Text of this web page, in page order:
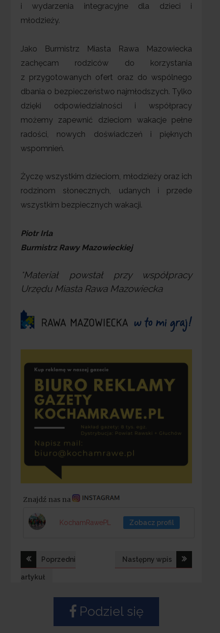
i wydarzenia integracyjne dla dzieci i
młodzieży.
Jako Burmistrz Miasta Rawa Mazowiecka
zachęcam rodziców do korzystania
z przygotowanych ofert oraz do wspólnego
dbania o bezpieczeństwo najmłodszych. Tylko
dzięki odpowiedzialności i współpracy
możemy zapewnić dzieciom wakacje pełne
radości, nowych doświadczeń i pięknych
wspomnień.
Życzę wszystkim dzieciom, młodzieży oraz ich
rodzinom słonecznych, udanych i przede
wszystkim bezpiecznych wakacji.
Piotr Irla
Burmistrz Rawy Mazowieckiej
*Materiał powstał przy współpracy
Urzędu Miasta Rawa Mazowiecka
Znajdź nas na
KochamRawePL Zobacz profil
Nawigacja
wpisu
Poprzedni
artykuł
Następny wpis
Podziel się